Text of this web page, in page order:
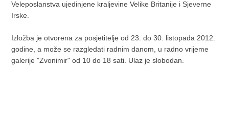
Veleposlanstva ujedinjene kraljevine Velike Britanije i Sjeverne
Irske.
Izložba je otvorena za posjetitelje od 23. do 30. listopada 2012.
godine, a može se razgledati radnim danom, u radno vrijeme
galerije "Zvonimir" od 10 do 18 sati. Ulaz je slobodan.